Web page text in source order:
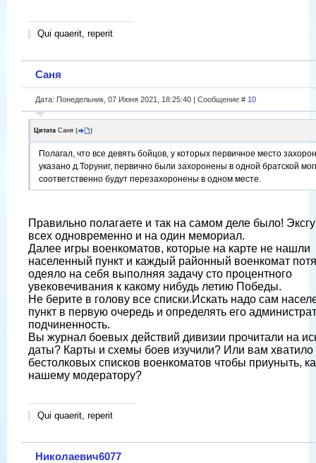
Qui quaerit, reperit
Саня
Дата: Понедельник, 07 Июня 2021, 18:25:40 | Сообщение # 10
Цитата Саня ( )
Полагал, что все девять бойцов, у которых первичное место
указано д.Торуниг, первично были захоронены в одной братской
соответственно будут перезахоронены в одном месте.
Правильно полагаете и так на самом деле было!
всех одновременно и на один мемориал.
Далее игры военкоматов, которые на карте не нашли
населенный пункт и каждый районный военкомат
одеяло на себя выполняя задачу сто процентного
увековечивания к какому нибудь летию Победы.
Не берите в голову все списки.Искать надо сам
пункт в первую очередь и определять его
подчиненность.
Вы журнал боевых действий дивизии прочитали на
даты? Карты и схемы боев изучили? Или вам хватило
бестолковых списков военкоматов чтобы приуныть,
нашему модератору?
Qui quaerit, reperit
Николаевич6077